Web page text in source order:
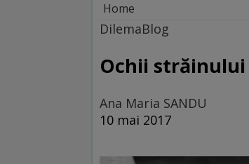
Home
DILEMABLOG
DilemaBlog
Ochii străinului
Ana Maria SANDU
10 mai 2017